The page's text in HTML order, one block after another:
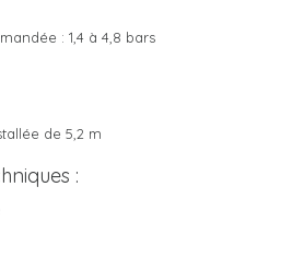
: 1,4 à 4,8 bars
de 5,2 m
: